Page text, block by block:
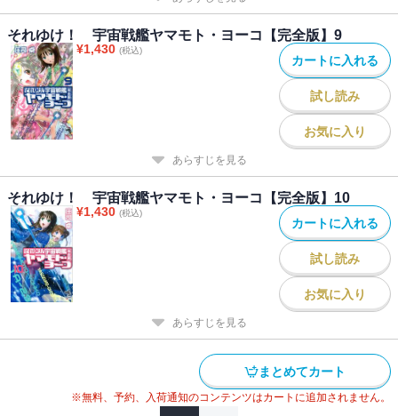
それゆけ！ 宇宙戦艦ヤマモト・ヨーコ【完全版】9
¥1,430 (税込)
カートに入れる
試し読み
お気に入り
あらすじを見る
それゆけ！ 宇宙戦艦ヤマモト・ヨーコ【完全版】10
¥1,430 (税込)
カートに入れる
試し読み
お気に入り
あらすじを見る
まとめてカート
※無料、予約、入荷通知のコンテンツはカートに追加されません。